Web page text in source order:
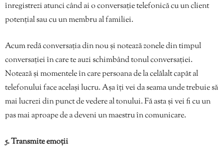
înregistrezi atunci când ai o conversație telefonică cu un client
potențial sau cu un membru al familiei.
Acum redă conversația din nou și notează zonele din timpul
conversației în care te auzi schimbând tonul conversației.
Notează și momentele în care persoana de la celălalt capăt al
telefonului face același lucru. Așa îți vei da seama unde trebuie să
mai lucrezi din punct de vedere al tonului. Fă asta și vei fi cu un
pas mai aproape de a deveni un maestru în comunicare.
5. Transmite emoții